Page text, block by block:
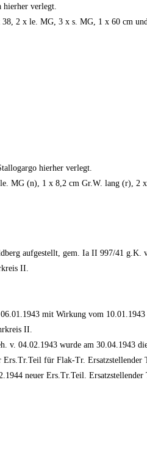
hierher verlegt.
2 x le. MG, 3 x s. MG, 1 x 60 cm
hierher verlegt.
MG (n), 1 x 8,2 cm Gr.W. lang (r),
aufgestellt, gem. Ia II 997/41
II.
mit Wirkung vom
II.
04.02.1943 wurde am 30.04.1943
für Flak-Tr.
neuer Ers.Tr.Teil.